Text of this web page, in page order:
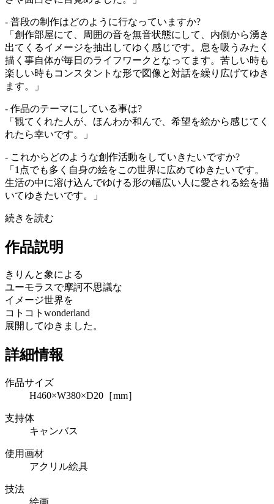
- 普段の制作はどのように行なっていますか?
「創作部屋にて、周囲の音を無音状態にして、内側から湧き
出てくるイメージを抽出してゆく感じです。息を吸うみたく
描く事自体が毎日のライフワークとなってます。苦しい時も
楽しい時もコンスタントな形で図像と対話を繰り広げてゆき
ます。」
- 作品のテーマにしている事は?
「観てくれた人が、ほんわか和んで、希望を絵から感じてく
れたら幸いです。」
- これからどのような創作活動をしていきたいですか?
「1点でも多く自身の絵をこの世界に広めてゆきたいです。
生活の中に溶け込んでゆける形の幅広い人に愛される絵を描
いてゆきたいです。」
続きを読む
作品説明
きりんと象による
ユーモラスで摩訶不思議な
イメージ世界を
コトコトwonderland
展開してゆきました。
詳細情報
作品サイズ
H460×W380×D20［mm］
支持体
キャンバス
使用画材
アクリル絵具
技法